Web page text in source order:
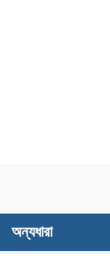
অন্যধারা